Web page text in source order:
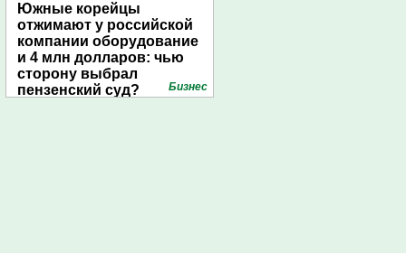
Южные корейцы
отжимают у российской
компании оборудование
и 4 млн долларов: чью
сторону выбрал
пензенский суд?
Бизнес